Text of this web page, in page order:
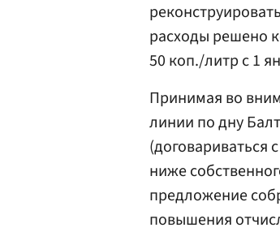
расходы решено
50 коп./литр с 1
Принимая во
линии по дну
(договариваться
ниже
предложение
повышения